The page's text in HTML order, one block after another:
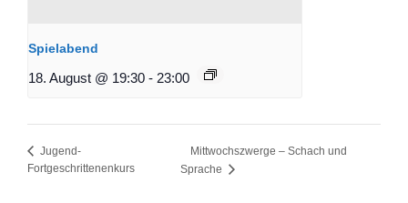
Spielabend
18. August @ 19:30 - 23:00
Jugend-
Fortgeschrittenenkurs
Mittwochszwerge – Schach und
Sprache